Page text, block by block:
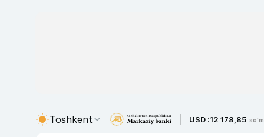
Toshkent USD :12 178,85 so'm